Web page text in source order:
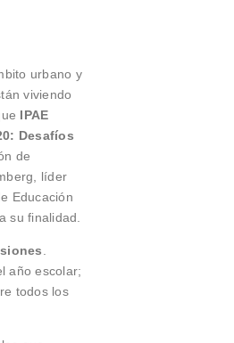
urbano y
viviendo
IPAE
Desafíos
de
líder
Educación
su finalidad.
año escolar;
todos los